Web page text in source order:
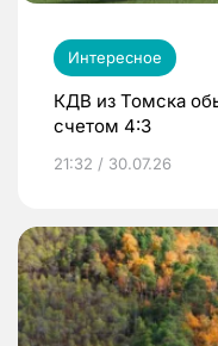
Интересное
КДВ из Томска
счетом 4:3
21:32 / 30.07.26